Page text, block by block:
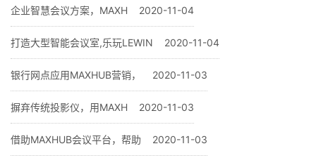
企业智慧会议方案，MAXH 2020-11-04
打造大型智能会议室,乐玩LEWIN 2020-11-04
银行网点应用MAXHUB营销， 2020-11-03
摒弃传统投影仪，用MAXH 2020-11-03
借助MAXHUB会议平台，帮助 2020-11-03